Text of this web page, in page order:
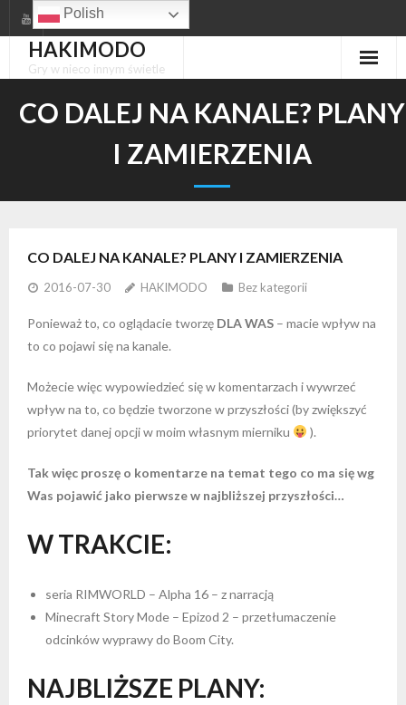
to
contentHAKIMODO
Gry w nieco innym świetle
CO DALEJ NA KANALE? PLANY
I ZAMIERZENIA
CO DALEJ NA KANALE? PLANY I ZAMIERZENIA
2016-07-30 HAKIMODO Bez kategorii
Ponieważ to, co oglądacie tworzę DLA WAS – macie wpływ na
to co pojawi się na kanale.
Możecie więc wypowiedzieć się w komentarzach i wywrzeć
wpływ na to, co będzie tworzone w przyszłości (by zwiększyć
priorytet danej opcji w moim własnym mierniku
).
Tak więc proszę o komentarze na temat tego co ma się wg
Was pojawić jako pierwsze w najbliższej przyszłości…
W TRAKCIE:
seria RIMWORLD – Alpha 16 – z narracją
Minecraft Story Mode – Epizod 2 – przetłumaczenie
odcinków wyprawy do Boom City.
NAJBLIŻSZE PLANY:
Polish